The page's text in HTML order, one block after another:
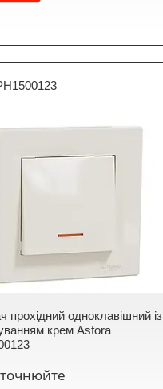
прохідний одноклавішний із
крем Asfora